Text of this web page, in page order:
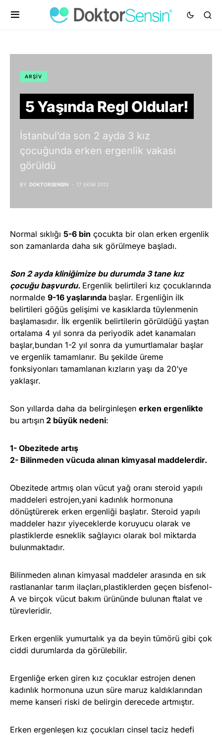
ARŞIV
5 Yaşında Regl Oldular!
İstanbul’da son 2 ayda 3 kız
çocuğunda erken ergenlik vakası
görüldü
BY DOKTORSENSIN 17 EKIM 2012
Normal sıklığı 5-6 bin çocukta bir olan erken ergenlik
son zamanlarda daha sık görülmeye başladı.
Son 2 ayda kliniğimize bu durumda 3 tane kız
çocuğu başvurdu. Ergenlik belirtileri kız çocuklarında
normalde 9-16 yaşlarında başlar. Ergenliğin ilk
belirtileri göğüs gelişimi ve kasıklarda tüylenmenin
başlamasıdır. İlk ergenlik belirtilerin görüldüğü yaştan
ortalama 4 yıl sonra da periyodik adet kanamaları
başlar,bundan 1-2 yıl sonra da yumurtlamalar başlar
ve ergenlik tamamlanır. Bu şekilde üreme
fonksiyonları tamamlanan kızların yaşı da 20’ye
yaklaşır.
Son yıllarda daha da belirginleşen erken ergenlikte
bu artışın 2 büyük nedeni:
1- Obezitede artış
2- Bilinmeden vücuda alınan kimyasal maddelerdir.
Obezitede artmış olan vücut yağ oranı steroid yapılı
maddeleri estrojen,yani kadınlık hormonuna
dönüştürerek erken ergenliği başlatır. Steroid yapılı
maddeler hazır yiyeceklerde koruyucu olarak ve
plastiklerde esneklik sağlayıcı olarak bol miktarda
bulunmaktadır.
Bilinmeden alınan kimyasal maddeler arasında en sık
rastlananlar tarım ilaçları,plastiklerden geçen bisfenol-
A ve birçok vücut bakım ürününde bulunan ftalat ve
türevleridir.
Erken ergenlik yumurtalık ya da beyin tümörü gibi çok
ciddi durumlarda da görülebilir.
Ergenliğe erken giren kız çocuklar estrojen denen
kadınlık hormonuna uzun süre maruz kaldıklarından
meme kanseri riski de belirgin derecede artmıştır.
Erken ergenleşen kız çocukları cinsel taciz hedefi